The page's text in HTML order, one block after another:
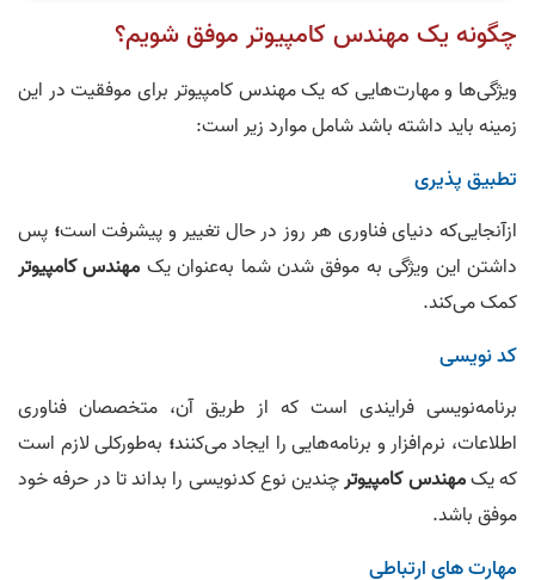
چگونه یک مهندس کامپیوتر موفق شویم؟
ویژگی‌ها و مهارت‌هایی که یک مهندس کامپیوتر برای موفقیت در این
زمینه باید داشته باشد شامل موارد زیر است:
تطبیق‌ پذیری
ازآنجایی‌که دنیای فناوری هر روز در حال تغییر و پیشرفت است؛ پس
داشتن این ویژگی به موفق شدن شما به‌عنوان یک مهندس کامپیوتر
کمک می‌کند.
کد نویسی
برنامه‌نویسی فرایندی است که از طریق آن، متخصصان فناوری
اطلاعات، نرم‌افزار و برنامه‌هایی را ایجاد می‌کنند؛ به‌طورکلی لازم است
که یکمهندس کامپیوترچندین نوع کدنویسی را بداند تا در حرفه خود
موفق باشد.
مهارت‌ های ارتباطی